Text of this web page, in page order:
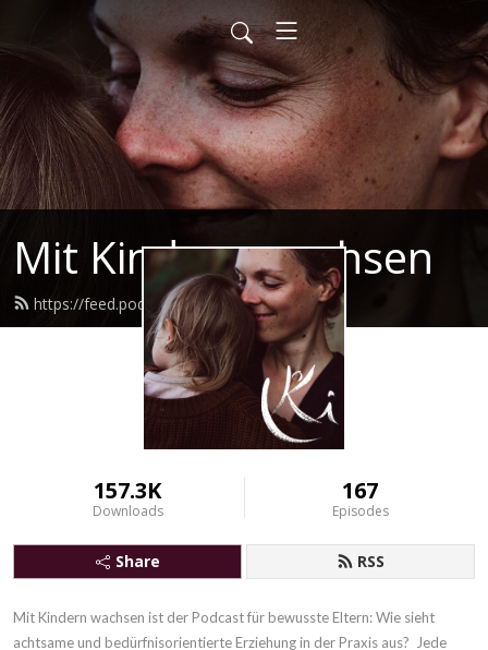
Mit Kindern wachsen
https://feed.podbean.com/mkw/feed.xml
157.3K
Downloads
167
Episodes
Share RSS
Mit Kindern wachsen ist der Podcast für bewusste Eltern: Wie sieht
achtsame und bedürfnisorientierte Erziehung in der Praxis aus? Jede